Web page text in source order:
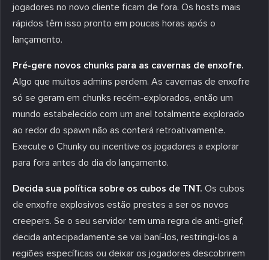
jogadores no novo cliente ficam de fora. Os hosts mais
rápidos têm isso pronto em poucas horas após o
lançamento.
Pré-gere novos chunks para as cavernas de enxofre.
Algo que muitos admins perdem. As cavernas de enxofre
só se geram em chunks recém-explorados, então um
mundo estabelecido com um anel totalmente explorado
ao redor do spawn não as conterá retroativamente.
Execute o Chunky ou incentive os jogadores a explorar
para fora antes do dia do lançamento.
Decida sua política sobre os cubos de TNT. Os cubos
de enxofre explosivos estão prestes a ser os novos
creepers. Se o seu servidor tem uma regra de anti-grief,
decida antecipadamente se vai baní-los, restringi-los a
regiões específicas ou deixar os jogadores descobrirem